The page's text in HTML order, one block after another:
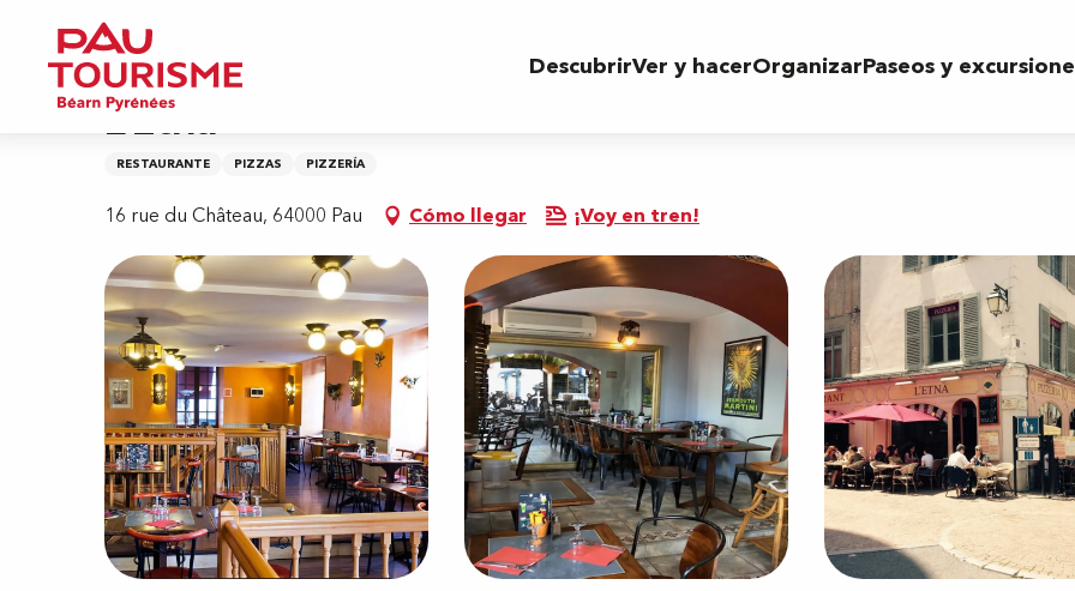
contenu
principal
DescubrirVer y hacerOrganizarPaseos y
Inicio
L'Etna
RESTAURANTE PIZZAS PIZZERÍA
16 rue du Château, 64000 Pau Cómo llegar ¡Voy en tren!